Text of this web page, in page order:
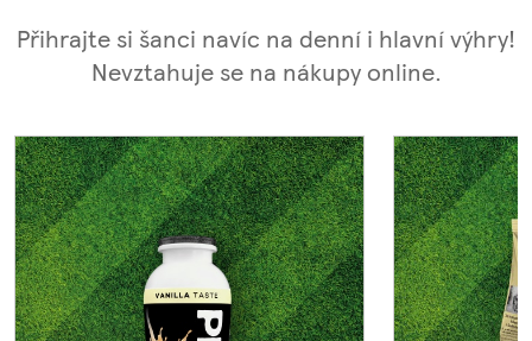
Přihrajte si šanci navíc na denní i hlavní výhry!
Nevztahuje se na nákupy online.